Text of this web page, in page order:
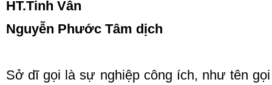
HT.Tinh Vân
Nguyễn Phước Tâm dịch
Sở dĩ gọi là sự nghiệp công ích, như tên